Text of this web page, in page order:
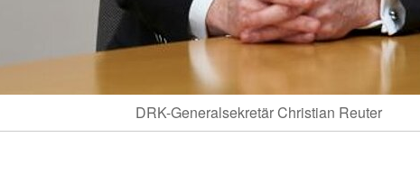
DRK-Generalsekretär Christian Reuter